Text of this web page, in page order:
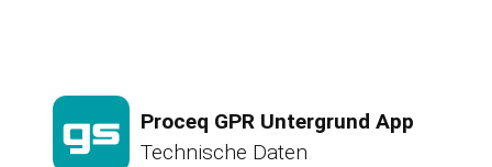
Proceq GPR Untergrund App
Technische Daten